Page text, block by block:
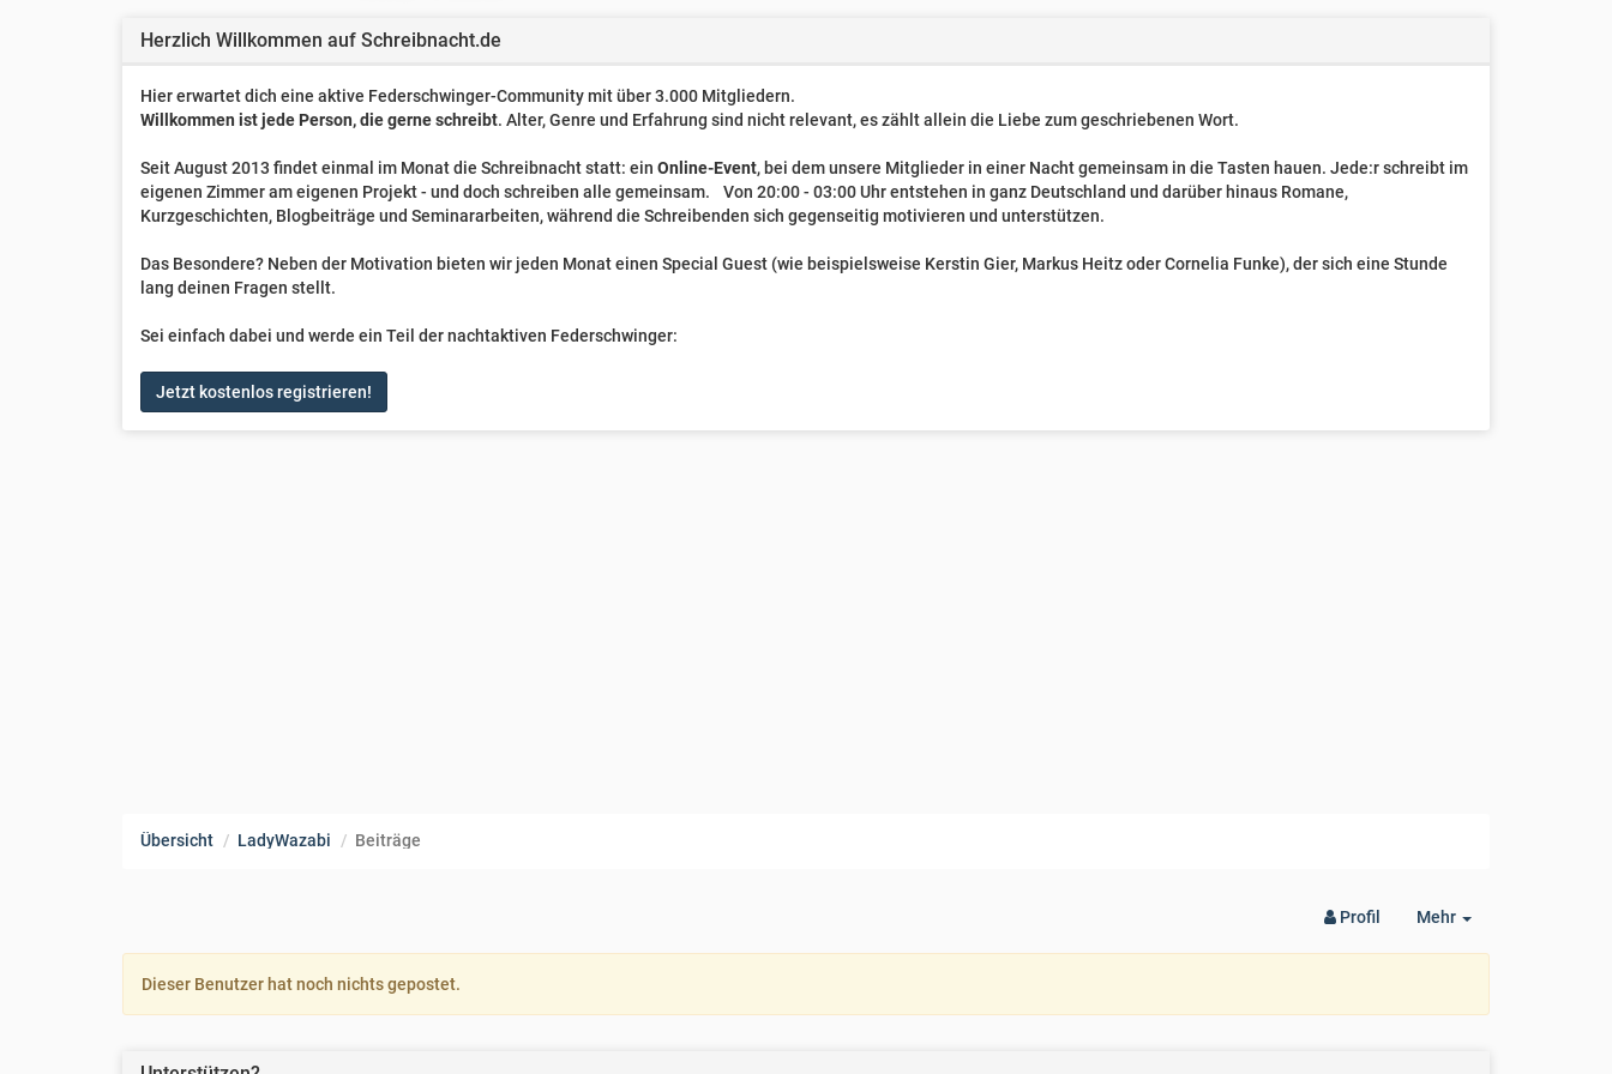
Herzlich Willkommen auf Schreibnacht.de
Hier erwartet dich eine aktive Federschwinger-Community mit über 3.000 Mitgliedern.
Willkommen ist jede Person, die gerne schreibt. Alter, Genre und Erfahrung sind nicht relevant, es zählt allein die Liebe zum geschriebenen Wort.
Seit August 2013 findet einmal im Monat die Schreibnacht statt: ein Online-Event, bei dem unsere Mitglieder in einer Nacht gemeinsam in die Tasten hauen. Jede:r schreibt im
eigenen Zimmer am eigenen Projekt - und doch schreiben alle gemeinsam. Von 20:00 - 03:00 Uhr entstehen in ganz Deutschland und darüber hinaus Romane,
Kurzgeschichten, Blogbeiträge und Seminararbeiten, während die Schreibenden sich gegenseitig motivieren und unterstützen.
Das Besondere? Neben der Motivation bieten wir jeden Monat einen Special Guest (wie beispielsweise Kerstin Gier, Markus Heitz oder Cornelia Funke), der sich eine Stunde
lang deinen Fragen stellt.
Sei einfach dabei und werde ein Teil der nachtaktiven Federschwinger:
Jetzt kostenlos registrieren!
Übersicht LadyWazabi Beiträge
Mehr
Toggle
Profil
Dieser Benutzer hat noch nichts gepostet.